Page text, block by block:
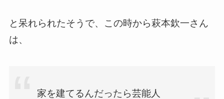
と呆れられたそうで、この時から萩本欽一さん
は、
家を建てるんだったら芸能人